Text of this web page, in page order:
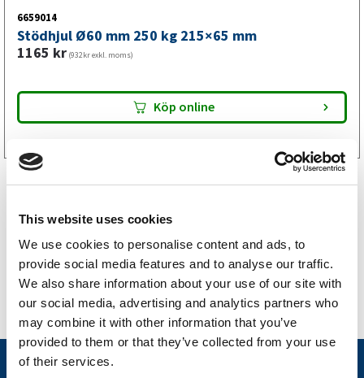
This website uses cookies
We use cookies to personalise content and ads, to
provide social media features and to analyse our traffic.
We also share information about your use of our site with
our social media, advertising and analytics partners who
may combine it with other information that you’ve
provided to them or that they’ve collected from your use
of their services.
6659014
Stödhjul Ø60 mm 250 kg 215×65 mm
1165 kr (932kr exkl. moms)
Köp online
Nyheter